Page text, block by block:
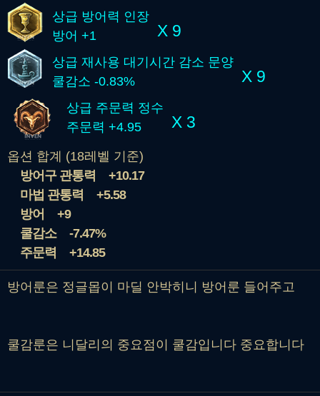
상급 방어력 인장
방어 +1
X 9
상급 재사용 대기시간 감소 문양
쿨감소 -0.83%
X 9
상급 주문력 정수
주문력 +4.95
X 3
옵션 합계 (18레벨 기준)
방어구 관통력
+10.17
마법 관통력
+5.58
방어
+9
쿨감소
-7.47%
주문력
+14.85
방어룬은 정글몹이 마딜 안박히니 방어룬 들어주고
쿨감룬은 니달리의 중요점이 쿨감입니다 중요합니다